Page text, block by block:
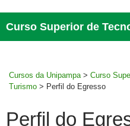
Cursos da Unipampa > Curso
Turismo > Perfil do Egresso
Perfil do